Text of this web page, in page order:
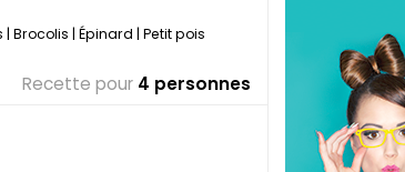
| Brocolis | Épinard | Petit pois
Recette pour 4 personnes